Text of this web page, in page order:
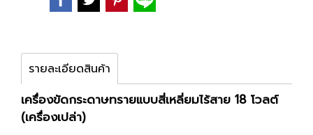
รายละเอียดสินค้า
เครื่องขัดกระดาษทรายแบบสี่เหลี่ยมไร้สาย 18 โวลต์
(เครื่องเปล่า)